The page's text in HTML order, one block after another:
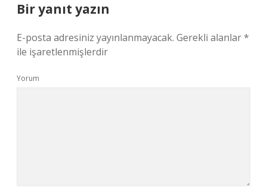
Bir yanıt yazın
E-posta adresiniz yayınlanmayacak. Gerekli alanlar*
ile işaretlenmişlerdir
Yorum